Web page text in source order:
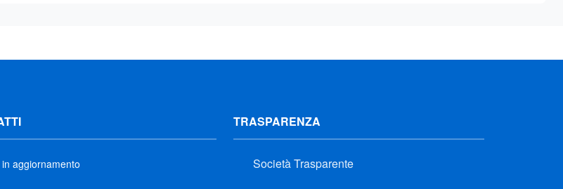
aggiornamento
TRASPARENZA
Società Trasparente